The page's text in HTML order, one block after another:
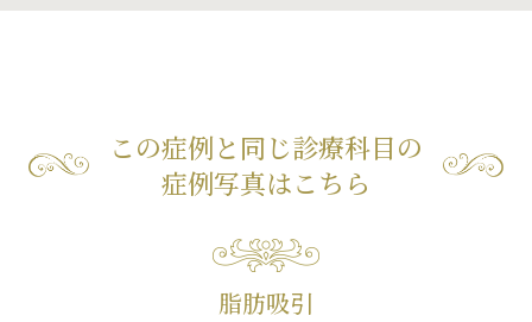
この症例と同じ診療科目の
症例写真はこちら
脂肪吸引